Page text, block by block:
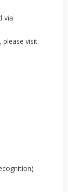
via
please visit